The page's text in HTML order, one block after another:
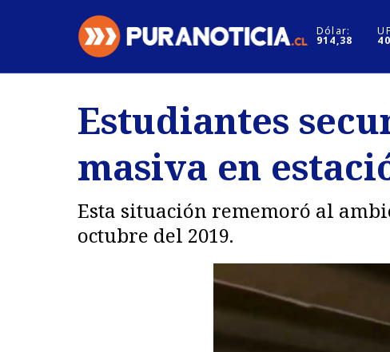
Dólar:
914,38
Regiones
Deportes
Internacional
Motores
Estudiantes
masiva en
Esta situación rememoró al
octubre del 2019.